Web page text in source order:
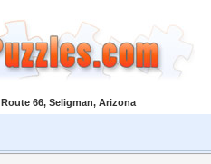
Route 66, Seligman, Arizona